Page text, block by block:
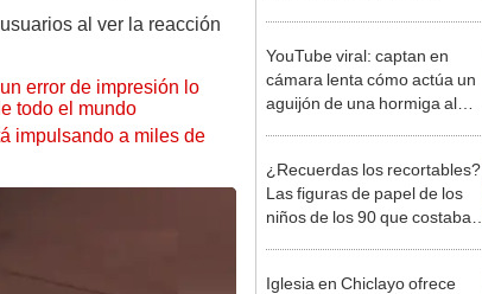
al ver la reacción
error de impresión lo
todo el mundo
impulsando a miles de
YouTube viral: captan en
cámara lenta cómo actúa un
aguijón de una hormiga al
¿Recuerdas los recortables?
Las figuras de papel de los
niños de los 90 que costaban
Iglesia en Chiclayo ofrece